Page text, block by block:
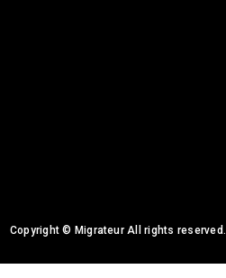
Copyright © Migrateur All rights reserved.